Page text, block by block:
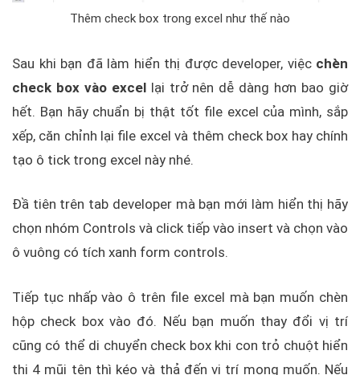
Thêm check box trong excel như thế nào
Sau khi bạn đã làm hiển thị được developer, việc chèn
check box vào excel lại trở nên dễ dàng hơn bao giờ
hết. Bạn hãy chuẩn bị thật tốt file excel của mình, sắp
xếp, căn chỉnh lại file excel và thêm check box hay chính
tạo ô tick trong excel này nhé.
Đầ tiên trên tab developer mà bạn mới làm hiển thị hãy
chọn nhóm Controls và click tiếp vào insert và chọn vào
ô vuông có tích xanh form controls.
Tiếp tục nhấp vào ô trên file excel mà bạn muốn chèn
hộp check box vào đó. Nếu bạn muốn thay đổi vị trí
cũng có thể di chuyển check box khi con trỏ chuột hiển
thị 4 mũi tên thì kéo và thả đến vị trí mong muốn. Nếu